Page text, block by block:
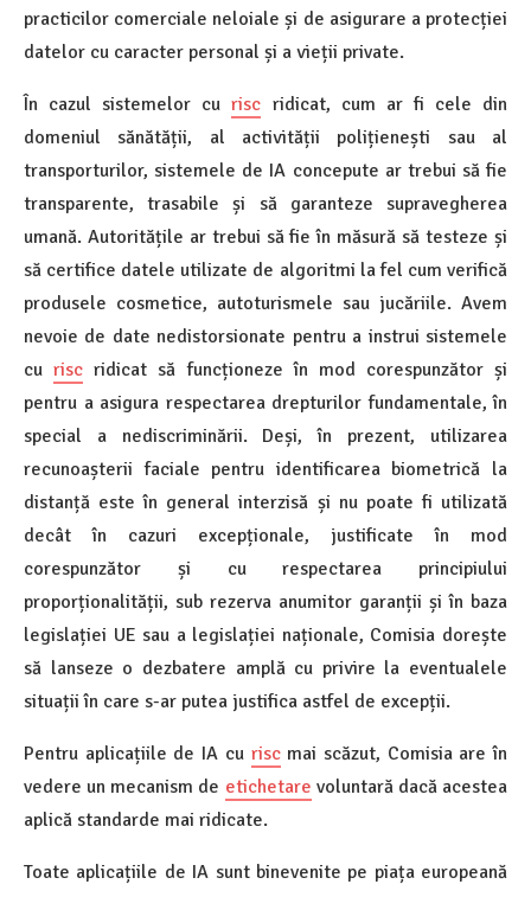
practicilor comerciale neloiale și de asigurare a protecției
datelor cu caracter personal și a vieții private.
În cazul sistemelor curisc ridicat, cum ar fi cele din
domeniul sănătății, al activității polițienești sau al
transporturilor, sistemele de IA concepute ar trebui să fie
transparente, trasabile și să garanteze supravegherea
umană. Autoritățile ar trebui să fie în măsură să testeze și
să certifice datele utilizate de algoritmi la fel cum verifică
produsele cosmetice, autoturismele sau jucăriile. Avem
nevoie de date nedistorsionate pentru a instrui sistemele
curisc ridicat să funcționeze în mod corespunzător și
pentru a asigura respectarea drepturilor fundamentale, în
special a nediscriminării. Deși, în prezent, utilizarea
recunoașterii faciale pentru identificarea biometrică la
distanță este în general interzisă și nu poate fi utilizată
decât în cazuri excepționale, justificate în mod
corespunzător și cu respectarea principiului
proporționalității, sub rezerva anumitor garanții și în baza
legislației UE sau a legislației naționale, Comisia dorește
să lanseze o dezbatere amplă cu privire la eventualele
situații în care s-ar putea justifica astfel de excepții.
Pentru aplicațiile de IA cu riscmai scăzut, Comisia are în
vedere un mecanism de etichetare voluntară dacă acestea
aplică standarde mai ridicate.
Toate aplicațiile de IA sunt binevenite pe piața europeană